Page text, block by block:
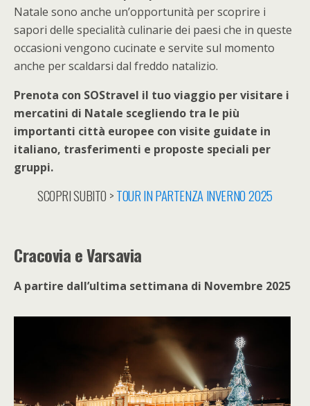
Natale sono anche un’opportunità per scoprire i
sapori delle specialità culinarie dei paesi che in queste
occasioni vengono cucinate e servite sul momento
anche per scaldarsi dal freddo natalizio.
Prenota con SOStravel il tuo viaggio per visitare i
mercatini di Natale scegliendo tra le più
importanti città europee con visite guidate in
italiano, trasferimenti e proposte speciali per
gruppi.
SCOPRI SUBITO >TOUR IN PARTENZA INVERNO 2025
Cracovia e Varsavia
A partire dall’ultima settimana di Novembre 2025